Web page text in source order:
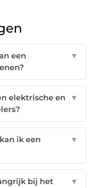
een
▼
elektrische en
▼
ik een
▼
bij het
▼